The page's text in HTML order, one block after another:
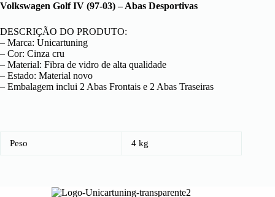
Volkswagen Golf IV (97-03) – Abas Desportivas
DESCRIÇÃO DO PRODUTO:
– Marca: Unicartuning
– Cor: Cinza cru
– Material: Fibra de vidro de alta qualidade
– Estado: Material novo
– Embalagem inclui 2 Abas Frontais e 2 Abas Traseiras
Peso 4 kg